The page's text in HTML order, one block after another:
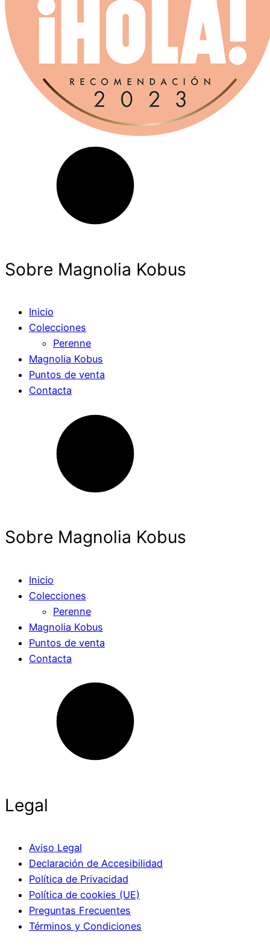
Sobre Magnolia Kobus
Inicio
Colecciones
Perenne
Magnolia Kobus
Puntos de venta
Contacta
Sobre Magnolia Kobus
Inicio
Colecciones
Perenne
Magnolia Kobus
Puntos de venta
Contacta
Legal
Aviso Legal
Declaración de Accesibilidad
Política de Privacidad
Política de cookies (UE)
Preguntas Frecuentes
Términos y Condiciones